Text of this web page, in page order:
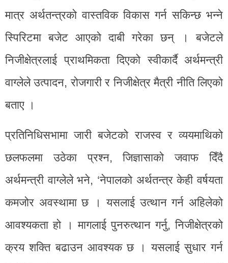
मात्र अर्थतन्त्रको वास्तविक विकास गर्न सकिन्छ भन्ने
स्पिरिटमा बजेट आएको दाबी गरेका छन् । बजेटले
निजीक्षेत्रलाई प्राथमिकता दिएको स्वीकार्दै अर्थमन्त्री
वाग्लेले उत्पादन, रोजगारी र निजीक्षेत्र मैत्री नीति लिएको
बताए ।
प्रतिनिधिसभामा जारी बजेटको राजस्व र व्ययमाथिको
छलफलमा उठेका प्रश्न, जिज्ञासाको जवाफ दिँदै
अर्थमन्त्री वाग्लेले भने, ‘नेपालको अर्थतन्त्र केही वर्षयता
कमजोर अवस्थामा छ । यसलाई उत्थान गर्न अहिलेको
आवश्यकता हो । मागलाई पुनरुत्थान गर्नु, निजीक्षेत्रको
क्रय शक्ति बढाउन आवश्यक छ । यसलाई सुधार गर्न